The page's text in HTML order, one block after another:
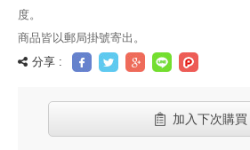
度。
商品皆以郵局掛號寄出。
分享 :
加入下次購買